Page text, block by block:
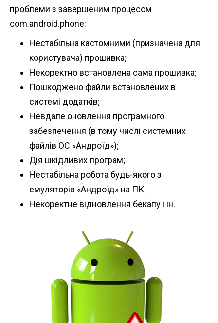
проблеми з завершеним процесом
com.android.phone:
Нестабільна кастомними (призначена для
користувача) прошивка;
Некоректно встановлена ​​сама прошивка;
Пошкоджено файли встановлених в
системі додатків;
Невдале оновлення програмного
забезпечення (в тому числі системних
файлів ОС «Андроїд»);
Дія шкідливих програм;
Нестабільна робота будь-якого з
емуляторів «Андроїд» на ПК;
Некоректне відновлення бекапу і ін.